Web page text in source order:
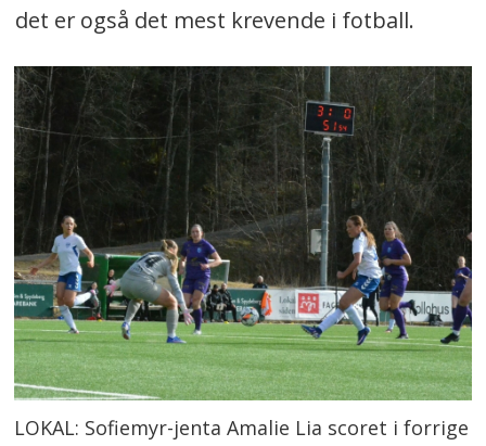
det er også det mest krevende i fotball.
LOKAL: Sofiemyr-jenta Amalie Lia scoret i forrige